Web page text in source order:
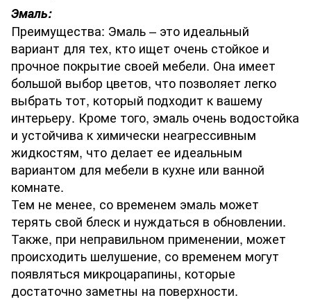
Эмаль:
Преимущества: Эмаль – это идеальный
вариант для тех, кто ищет очень стойкое и
прочное покрытие своей мебели. Она имеет
большой выбор цветов, что позволяет легко
выбрать тот, который подходит к вашему
интерьеру. Кроме того, эмаль очень водостойка
и устойчива к химически неагрессивным
жидкостям, что делает ее идеальным
вариантом для мебели в кухне или ванной
комнате.
Тем не менее, со временем эмаль может
терять свой блеск и нуждаться в обновлении.
Также, при неправильном применении, может
происходить шелушение, со временем могут
появляться микроцарапины, которые
достаточно заметны на поверхности.